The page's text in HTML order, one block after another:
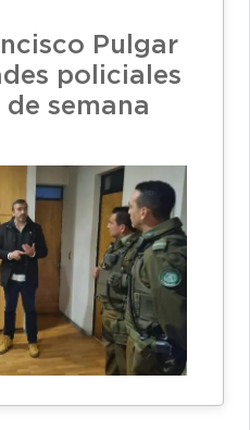
Pulgar
policiales
semana